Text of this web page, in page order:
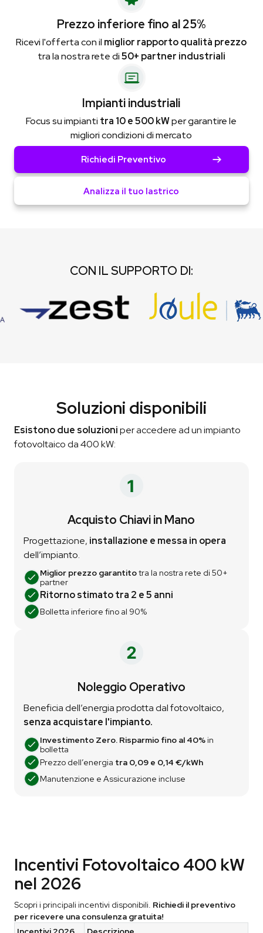
Prezzo inferiore fino al 25%
Ricevi l'offerta con il miglior rapporto qualità prezzo
tra la nostra rete di50+ partner industriali
Impianti industriali
Focus su impianti tra 10 e 500 kWper garantire le
migliori condizioni di mercato
Richiedi Preventivo
Analizza il tuo lastrico
CON IL SUPPORTO DI:
Soluzioni disponibili
Esistono due soluzioniper accedere ad un impianto
fotovoltaico da 400 kW:
Acquisto Chiavi in Mano
Progettazione, installazione e messa in opera
dell’impianto.
Miglior prezzo garantitotra la nostra rete di 50+
partner
Ritorno stimato tra 2 e 5 anni
Bolletta inferiore fino al 90%
Noleggio Operativo
Beneficia dell’energia prodotta dal fotovoltaico,
senza acquistare l'impianto.
Investimento Zero. Risparmio fino al 40%in
bolletta
Prezzo dell’energia tra 0,09 e 0,14 €/kWh
Manutenzione e Assicurazione incluse
Incentivi Fotovoltaico 400 kW
nel 2026
Scopri i principali incentivi disponibili. Richiedi il preventivo
per ricevere una consulenza gratuita!